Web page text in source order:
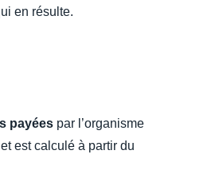
en résulte.
payées par l’organisme
est calculé à partir du